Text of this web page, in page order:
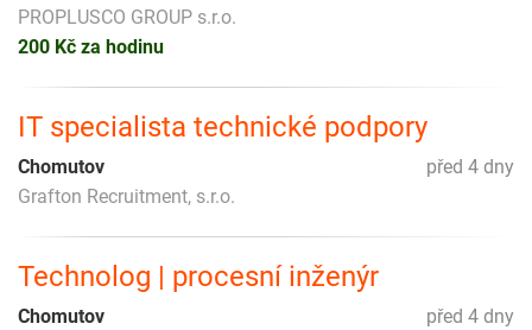
PROPLUSCO GROUP s.r.o.
200 Kč za hodinu
IT specialista technické podpory
před 4 dny
Chomutov
Grafton Recruitment, s.r.o.
Technolog | procesní inženýr
před 4 dny
Chomutov